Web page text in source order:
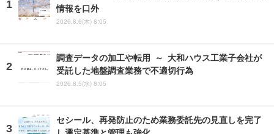
情報を口外
2026.8.6(木) 8:05
調査データの加工や転用 ～ 大和ハウス工業子会社が
受託した地盤調査業務で不適切行為
2026.8.5(水) 8:05
セシール、再発防止のため業務委託先の見直しを完了
し選定基準と管理も強化